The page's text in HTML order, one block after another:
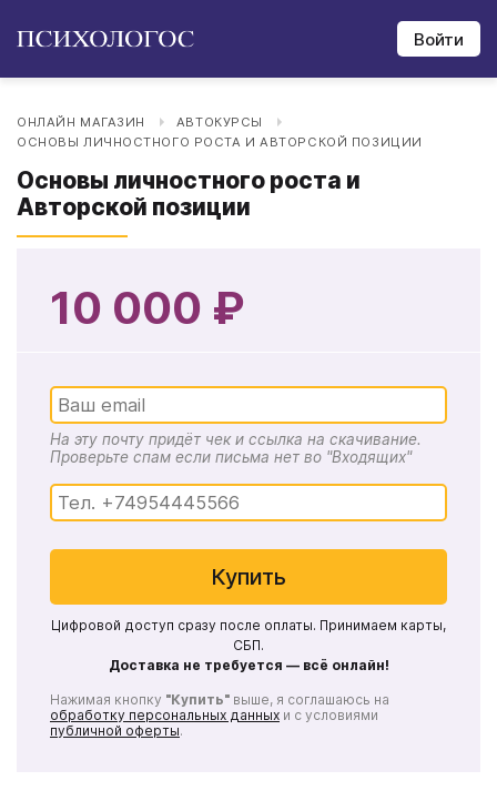
Войти
ОНЛАЙН МАГАЗИН
АВТОКУРСЫ
ОСНОВЫ ЛИЧНОСТНОГО РОСТА И АВТОРСКОЙ ПОЗИЦИИ
Основы личностного роста и
Авторской позиции
10 000 ₽
На эту почту придёт чек и ссылка на скачивание.
Проверьте спам если письма нет во "Входящих"
Купить
Цифровой доступ сразу после оплаты. Принимаем карты,
СБП.
Доставка не требуется — всё онлайн!
Нажимая кнопку "Купить" выше, я соглашаюсь на
обработку персональных данных и с условиями
публичной оферты.